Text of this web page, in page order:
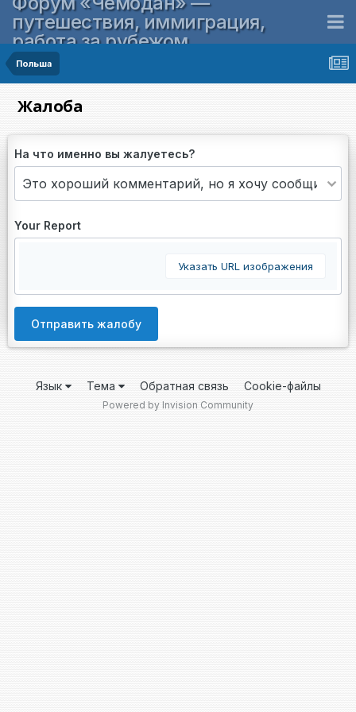
путешествия, иммиграция,
работа за рубежом
Польша
Жалоба
На что именно вы жалуетесь?
Your Report
Указать URL изображения
Отправить жалобу
Язык Тема Обратная связь Cookie-файлы
Powered by Invision Community